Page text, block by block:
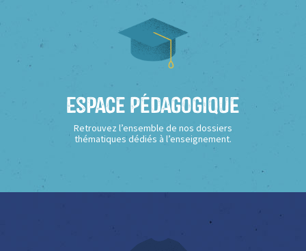
Espace Pédagogique
Retrouvez l’ensemble de nos dossiers
thématiques dédiés à l’enseignement.